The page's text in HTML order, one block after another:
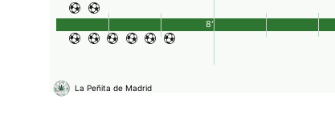
La Peñita de Madrid
8'